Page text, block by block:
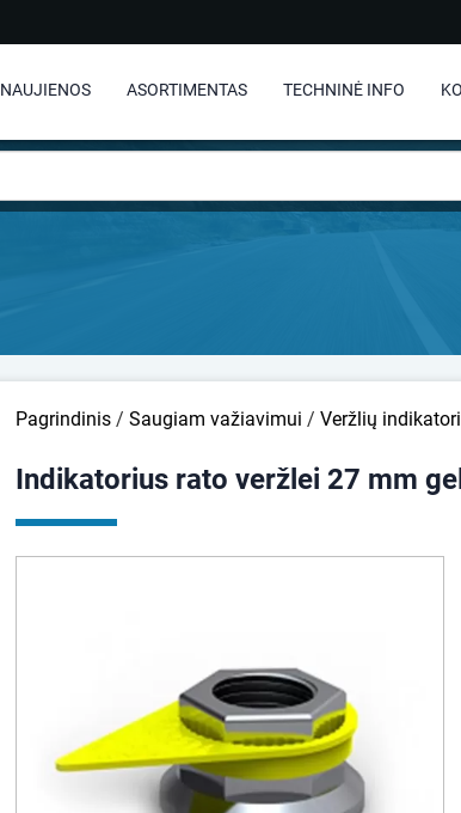
NAUJIENOS ASORTIMENTAS TECHNINĖ INFO
Pagrindinis / Saugiam važiavimui / Veržlių
Indikatorius rato veržlei 27 mm